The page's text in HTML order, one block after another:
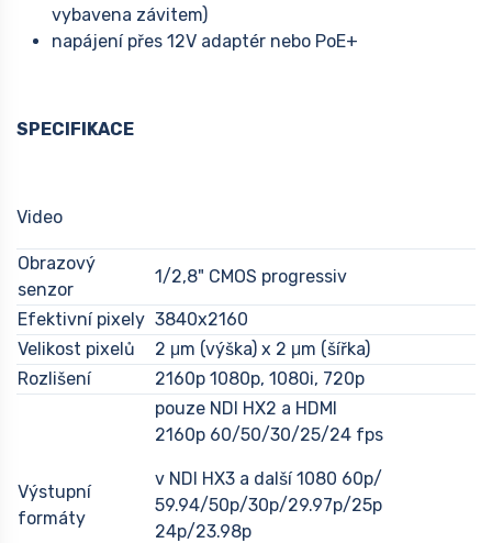
vybavena závitem)
napájení přes 12V adaptér nebo PoE+
SPECIFIKACE
Video
Obrazový
senzor
1/2,8" CMOS progressiv
Efektivní pixely 3840x2160
Velikost pixelů
2 μm (výška) x 2 μm (šířka)
Rozlišení
2160p 1080p, 1080i, 720p
Výstupní
formáty
pouze NDI HX2 a HDMI
2160p 60/50/30/25/24 fps
v NDI HX3 a další 1080 60p/
59.94/50p/30p/29.97p/25p
24p/23.98p